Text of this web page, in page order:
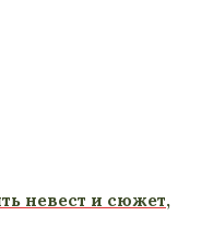
невест и сюжет,